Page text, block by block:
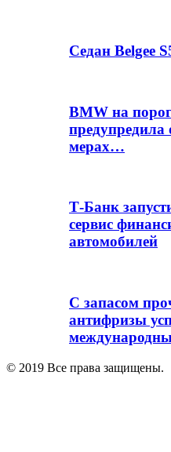
Седан Belgee
BMW на
мерах…
Т-Банк
сервис
автомобилей
С запасом
антифризы
© 2019 Все права защищены.